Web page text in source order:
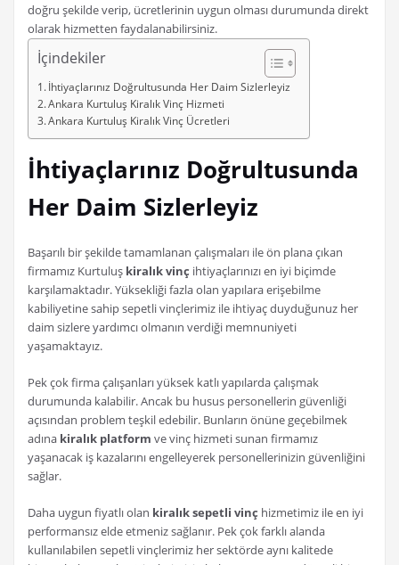
doğru şekilde verip, ücretlerinin uygun olması durumunda direkt
olarak hizmetten faydalanabilirsiniz.
İçindekiler
İhtiyaçlarınız Doğrultusunda Her Daim Sizlerleyiz
Ankara Kurtuluş Kiralık Vinç Hizmeti
Ankara Kurtuluş Kiralık Vinç Ücretleri
İhtiyaçlarınız Doğrultusunda
Her Daim Sizlerleyiz
Başarılı bir şekilde tamamlanan çalışmaları ile ön plana çıkan
firmamız Kurtuluş kiralık vinç ihtiyaçlarınızı en iyi biçimde
karşılamaktadır. Yüksekliği fazla olan yapılara erişebilme
kabiliyetine sahip sepetli vinçlerimiz ile ihtiyaç duyduğunuz her
daim sizlere yardımcı olmanın verdiği memnuniyeti
yaşamaktayız.
Pek çok firma çalışanları yüksek katlı yapılarda çalışmak
durumunda kalabilir. Ancak bu husus personellerin güvenliği
açısından problem teşkil edebilir. Bunların önüne geçebilmek
adına kiralık platform ve vinç hizmeti sunan firmamız
yaşanacak iş kazalarını engelleyerek personellerinizin güvenliğini
sağlar.
Daha uygun fiyatlı olan kiralık sepetli vinç hizmetimiz ile en iyi
performansız elde etmeniz sağlanır. Pek çok farklı alanda
kullanılabilen sepetli vinçlerimiz her sektörde aynı kalitede